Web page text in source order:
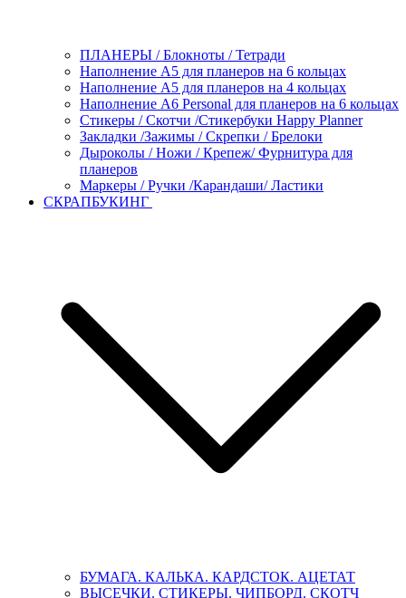
ПЛАНЕРЫ / Блокноты / Тетради
Наполнение А5 для планеров на 6 кольцах
Наполнение А5 для планеров на 4 кольцах
Наполнение А6 Personal для планеров на 6 кольцах
Стикеры / Скотчи /Стикербуки Happy Planner
Закладки /Зажимы / Скрепки / Брелоки
Дыроколы / Ножи / Крепеж/ Фурнитура для
планеров
Маркеры / Ручки /Карандаши/ Ластики
СКРАПБУКИНГ
БУМАГА. КАЛЬКА. КАРДСТОК. АЦЕТАТ
ВЫСЕЧКИ. СТИКЕРЫ. ЧИПБОРД. СКОТЧ